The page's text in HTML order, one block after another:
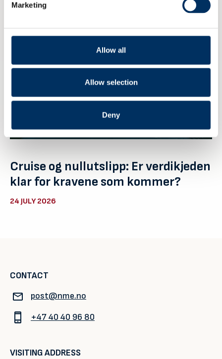
Marketing
Allow all
Allow selection
Deny
Cruise og nullutslipp: Er verdikjeden
klar for kravene som kommer?
24 JULY 2026
CONTACT
post@nme.no
+47 40 40 96 80
VISITING ADDRESS